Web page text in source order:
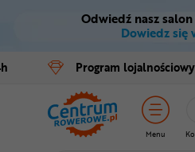
Menu główne
Filtry
Odwiedź nasz
Dowiedz się
Program lojalnościowy
Menu
Rowery
E-bike
Części